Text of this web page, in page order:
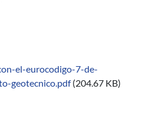
el-eurocodigo-7-de-
geotecnico.pdf (204.67 KB)